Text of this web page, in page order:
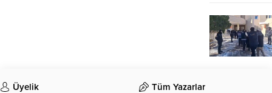
Üyelik Tüm Yazarlar